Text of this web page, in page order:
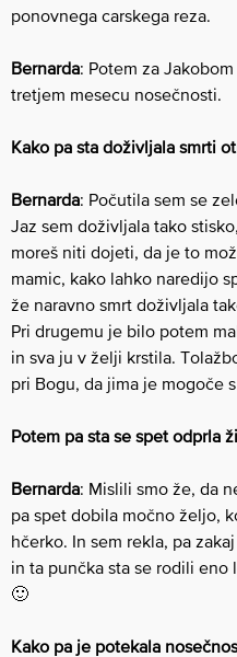
ponovnega​ carskega reza.
Bernarda: Potem za
tretjem mesecu nosečnosti.
Kako pa sta doživljala smrti
Bernarda: Počutila sem se
Jaz sem doživljala tako
moreš niti dojeti, da je to
mamic, kako lahko naredijo
že naravno smrt doživljala
Pri drugemu je bilo potem
in sva ju v želji krstila.
pri Bogu, da jima je mogoče
Potem pa sta se spet odprla
Bernarda: Mislili smo že, da
pa spet dobila močno željo,
hčerko. In sem rekla, pa
in ta punčka sta se rodili eno
🙂
Kako pa je potekala